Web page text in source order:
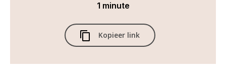
1 minute
Kopieer link